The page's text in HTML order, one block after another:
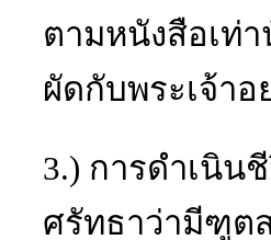
ตามหนังสือเท่
ผัดกับพระเจ้าอ
3.) การดำเนิน
ศรัทธาว่ามีฑูต